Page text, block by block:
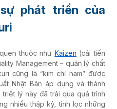
phát triển của
thuộc như Kaizen (cải tiến
Management – quản lý chất
cũng là “kim chỉ nam” được
Nhật Bản áp dụng và thành
lý này đã trải qua quá trình
nhiều thập kỷ, tinh lọc những